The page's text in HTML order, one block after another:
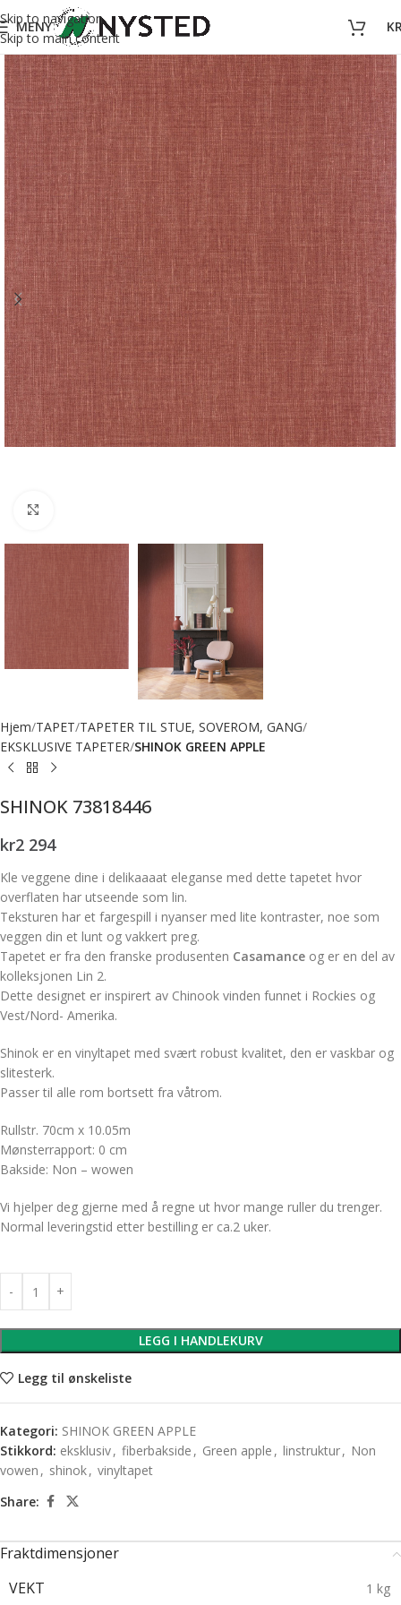
Skip to navigation
Skip to main content
MENY
Hjem TAPET TAPETER TIL STUE, SOVEROM, GANG
EKSKLUSIVE TAPETER SHINOK GREEN APPLE
SHINOK 73818446
kr2 294
Kle veggene dine i delikaaaat eleganse med dette tapetet hvor
overflaten har utseende som lin.
Teksturen har et fargespill i nyanser med lite kontraster, noe som
veggen din et lunt og vakkert preg.
Tapetet er fra den franske produsenten Casamance og er en del av
kolleksjonen Lin 2.
Dette designet er inspirert av Chinook vinden funnet i Rockies og
Vest/Nord- Amerika.
Shinok er en vinyltapet med svært robust kvalitet, den er vaskbar og
slitesterk.
Passer til alle rom bortsett fra våtrom.
Rullstr. 70cm x 10.05m
Mønsterrapport: 0 cm
Bakside: Non – wowen
Vi hjelper deg gjerne med å regne ut hvor mange ruller du trenger.
Normal leveringstid etter bestilling er ca.2 uker.
LEGG I HANDLEKURV
Legg til ønskeliste
Kategori: SHINOK GREEN APPLE
Stikkord: eksklusiv, fiberbakside , Green apple , linstruktur, Non
vowen , shinok, vinyltapet
Share:
Fraktdimensjoner
VEKT
1 kg